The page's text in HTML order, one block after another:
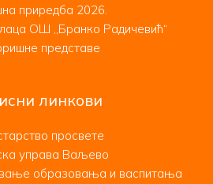
приредба 2026.
ОШ ,,Бранко Радичевић“
представе
линкови
просвете
управа Ваљево
образовања и васпитања